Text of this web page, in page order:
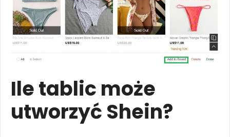
Ile tablic może
utworzyć Shein?